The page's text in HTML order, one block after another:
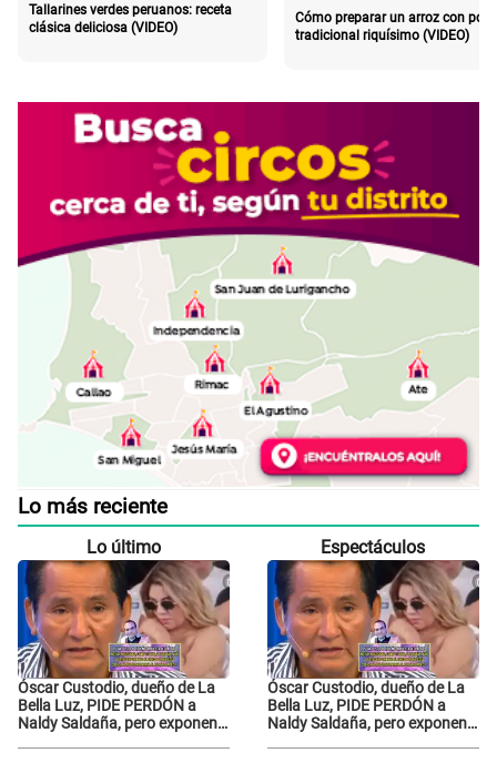
Tallarines verdes peruanos: receta
clásica deliciosa (VIDEO)
Cómo preparar un arroz con pollo
tradicional riquísimo (VIDEO)
Lo más reciente
Lo último
Óscar Custodio, dueño de La
Bella Luz, PIDE PERDÓN a
Naldy Saldaña, pero exponen
Espectáculos
Óscar Custodio, dueño de La
Bella Luz, PIDE PERDÓN a
Naldy Saldaña, pero exponen